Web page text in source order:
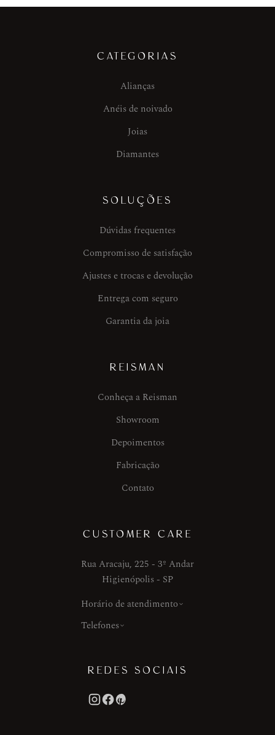
CATEGORIAS
Alianças
Anéis de noivado
Joias
Diamantes
SOLUÇÕES
Dúvidas frequentes
Compromisso de satisfação
Ajustes e trocas e devolução
Entrega com seguro
Garantia da joia
REISMAN
Conheça a Reisman
Showroom
Depoimentos
Fabricação
Contato
CUSTOMER CARE
Rua Aracaju, 225 - 3º Andar
Higienópolis - SP
Horário de atendimento
Telefones
REDES SOCIAIS